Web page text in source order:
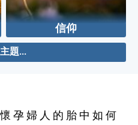
信仰
題...
孕 婦 人 的 胎 中 如 何